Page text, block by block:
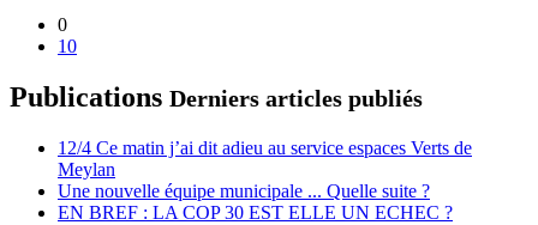
0
10
Publications Derniers articles publiés
12/4 Ce matin j’ai dit adieu au service espaces Verts de
Meylan
Une nouvelle équipe municipale ... Quelle suite ?
EN BREF : LA COP 30 EST ELLE UN ECHEC ?